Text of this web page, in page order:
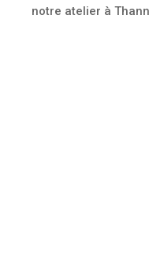
notre atelier à